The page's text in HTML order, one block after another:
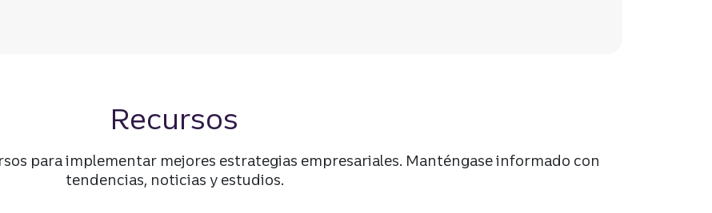
Recursos
para implementar mejores estrategias empresariales. Manténgase informado con
tendencias, noticias y estudios.